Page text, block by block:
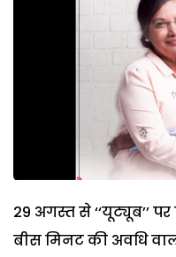
29 अगस्त से ‘‘यूट्यूब’’
बीस मिनट की अवधि